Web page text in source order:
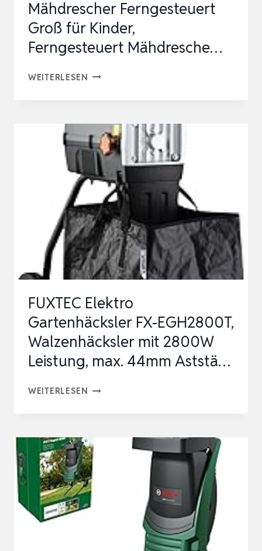
Mähdrescher Ferngesteuert
Groß für Kinder,
Ferngesteuert Mähdresche…
WEITERLESEN PENGBU
MÄHDRESCHER
FERNGESTEUERT
GROSS F
ÜR K
INDER, F
ERNGESTEUERT M
ÄHDRESCHE…
FUXTEC Elektro
Gartenhäcksler FX-EGH2800T,
Walzenhäcksler mit 2800W
Leistung, max. 44mm Aststä…
WEITERLESEN FUXTEC
FX-
EGH2800T,
WALZENHÄCKSLER
MIT